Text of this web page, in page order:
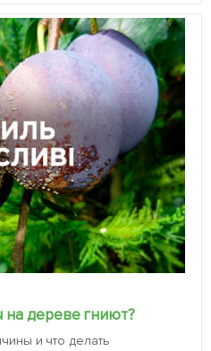
на дереве гниют?
и что делать